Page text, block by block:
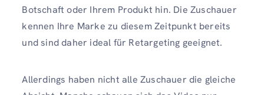
Botschaft oder Ihrem Produkt hin. Die Zuschauer
kennen Ihre Marke zu diesem Zeitpunkt bereits
und sind daher ideal für Retargeting geeignet.
Allerdings haben nicht alle Zuschauer die gleiche